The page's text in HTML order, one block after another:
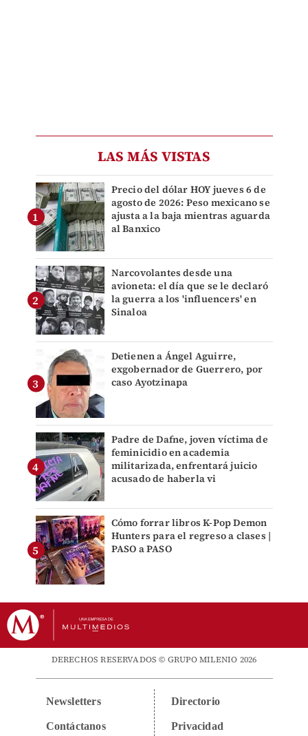
LAS MÁS VISTAS
Precio del dólar HOY jueves 6 de
agosto de 2026: Peso mexicano se
ajusta a la baja mientras aguarda
al Banxico
Narcovolantes desde una
avioneta: el día que se le declaró
la guerra a los 'influencers' en
Sinaloa
Detienen a Ángel Aguirre,
exgobernador de Guerrero, por
caso Ayotzinapa
Padre de Dafne, joven víctima de
feminicidio en academia
militarizada, enfrentará juicio
acusado de haberla vi
Cómo forrar libros K-Pop Demon
Hunters para el regreso a clases |
PASO a PASO
DERECHOS RESERVADOS © GRUPO MILENIO 2026
Newsletters
Contáctanos
Directorio
Privacidad